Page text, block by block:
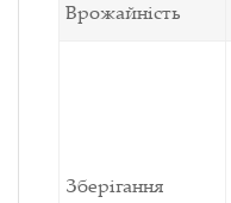
Врожайність
Зберігання